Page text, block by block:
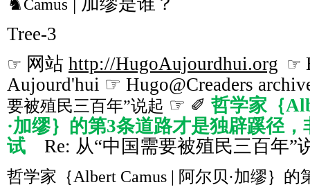
Camus
Tree-3
☞ 网站 http://HugoAujourdhui.org ☞
Aujourd'hui ☞ Hugo@Creaders
要被殖民三百年”说起 ☞ ✐ 哲学家｛
·加缪｝的第3条道路才是独辟蹊径
试 Re: 从“中国需要被殖民三百年”
哲学家｛Albert Camus | 阿尔贝·加缪｝的